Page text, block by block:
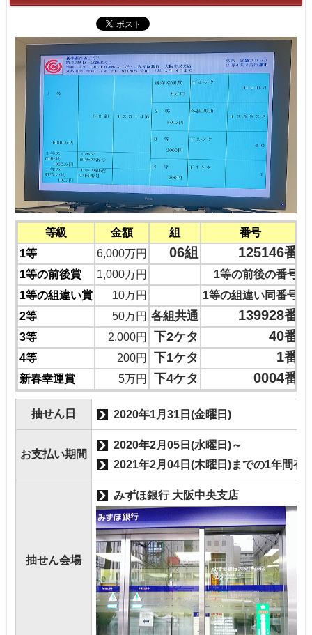
等級 金額 組
番号
1等
6,000万円 06組 125146番
1等の前後賞 1,000万円
1等の前後の番号
1等の組違い賞
10万円
1等の組違い同番号
2等
50万円 各組共通 139928番
3等 2,000円 下2ケタ 40番
4等 200円 下1ケタ 1番
新春幸運賞 5万円 下4ケタ 0004番
抽せん日 2020年1月31日(金曜日)
お支払い期間
2020年2月05日(水曜日)～
2021年2月04日(木曜日)までの1年間有
抽せん会場
みずほ銀行 大阪中央支店